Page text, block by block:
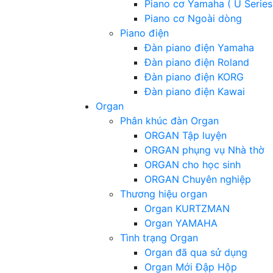
Piano cơ Yamaha ( U
Piano cơ Ngoài dòng
Piano điện
Đàn piano điện Yamaha
Đàn piano điện Roland
Đàn piano điện KORG
Đàn piano điện Kawai
Organ
Phân khúc đàn Organ
ORGAN Tập luyện
ORGAN phụng vụ Nhà thờ
ORGAN cho học sinh
ORGAN Chuyên nghiệp
Thương hiệu organ
Organ KURTZMAN
Organ YAMAHA
Tình trạng Organ
Organ đã qua sử dụng
Organ Mới Đập Hộp